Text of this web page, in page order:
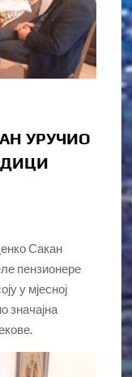
УРУЧИО
Сакан
пензионере
у мјесној
значајна